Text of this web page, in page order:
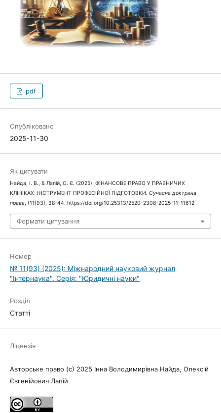
pdf
Опубліковано
2025-11-30
Як цитувати
Найда, І. В., & Лапій, О. Є. (2025). ФІНАНСОВЕ ПРАВО У ПРАВНИЧИХ
КЛІНІКАХ: ІНСТРУМЕНТ ПРОФЕСІЙНОЇ ПІДГОТОВКИ. Сучасна доктрина
права, (11(93), 38–44. https://doi.org/10.25313/2520-2308-2025-11-11612
Формати цитування
Номер
№ 11(93) (2025): Міжнародний науковий журнал
"Інтернаука". Серія: "Юридичні науки"
Розділ
Статті
Ліцензія
Авторське право (c) 2025 Інна Володимирівна Найда, Олексій
Євгенійович Лапій